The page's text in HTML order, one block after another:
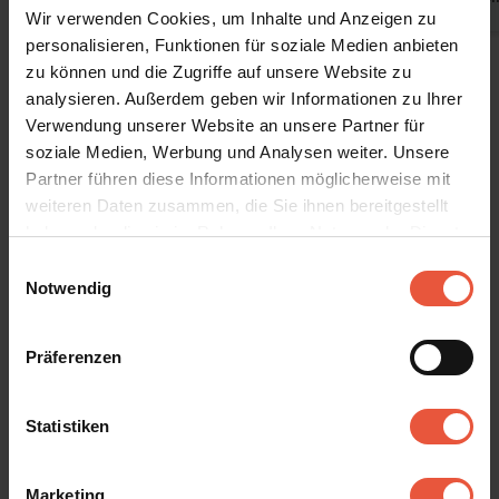
Wir verwenden Cookies, um Inhalte und Anzeigen zu
personalisieren, Funktionen für soziale Medien anbieten
zu können und die Zugriffe auf unsere Website zu
analysieren. Außerdem geben wir Informationen zu Ihrer
Verwendung unserer Website an unsere Partner für
soziale Medien, Werbung und Analysen weiter. Unsere
Partner führen diese Informationen möglicherweise mit
weiteren Daten zusammen, die Sie ihnen bereitgestellt
haben oder die sie im Rahmen Ihrer Nutzung der Dienste
Cookies, wenn Sie unsere Webseite weiterhin nutzen
Notwendig
Präferenzen
Statistiken
Marketing
Alle Erfahrungsberichte anzeigen
Mietinformationen
Agentur
Feriekompagniet
Das gemietete Ferienhaus steht am Ankunftstag ab 15 Uhr
zu Ihrer Verfügung.
Am Abreisetag ist das Ferienhaus bis spätestens 10 Uhr zu